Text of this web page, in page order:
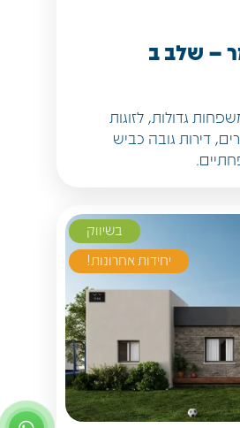
– שלב ב
גדולות, לזוגות
דירות גובה כביש
בשיווק
יחידות אחרונות!